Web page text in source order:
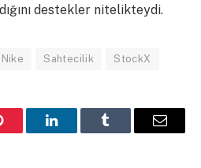
destekler nitelikteydi.
Nike Sahtecilik StockX
LinkedInTumblr Email